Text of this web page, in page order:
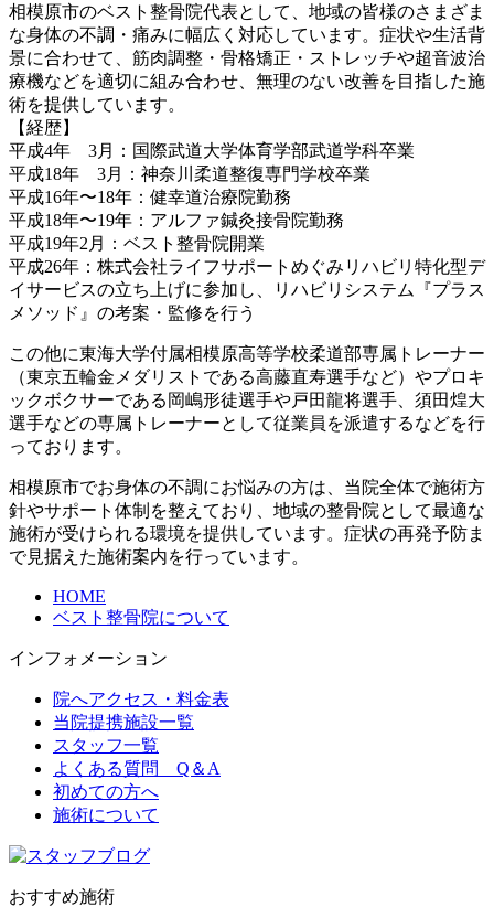
相模原市のベスト整骨院代表として、地域の皆様のさまざま
な身体の不調・痛みに幅広く対応しています。症状や生活背
景に合わせて、筋肉調整・骨格矯正・ストレッチや超音波治
療機などを適切に組み合わせ、無理のない改善を目指した施
術を提供しています。
【経歴】
平成4年 3月：国際武道大学体育学部武道学科卒業
平成18年 3月：神奈川柔道整復専門学校卒業
平成16年〜18年：健幸道治療院勤務
平成18年〜19年：アルファ鍼灸接骨院勤務
平成19年2月：ベスト整骨院開業
平成26年：株式会社ライフサポートめぐみリハビリ特化型デ
イサービスの立ち上げに参加し、リハビリシステム『プラス
メソッド』の考案・監修を行う
この他に東海大学付属相模原高等学校柔道部専属トレーナー
（東京五輪金メダリストである高藤直寿選手など）やプロキ
ックボクサーである岡嶋形徒選手や戸田龍将選手、須田煌大
選手などの専属トレーナーとして従業員を派遣するなどを行
っております。
相模原市でお身体の不調にお悩みの方は、当院全体で施術方
針やサポート体制を整えており、地域の整骨院として最適な
施術が受けられる環境を提供しています。症状の再発予防ま
で見据えた施術案内を行っています。
HOME
ベスト整骨院について
インフォメーション
院へアクセス・料金表
当院提携施設一覧
スタッフ一覧
よくある質問 Q＆A
初めての方へ
施術について
おすすめ施術